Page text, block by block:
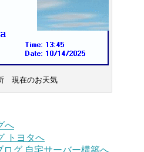
現在のお天気